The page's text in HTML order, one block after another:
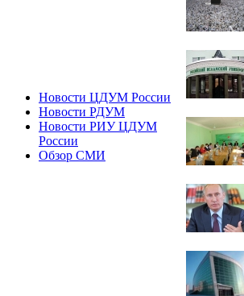
Новости ЦДУМ России
Новости РДУМ
Новости РИУ ЦДУМ
России
Обзор СМИ